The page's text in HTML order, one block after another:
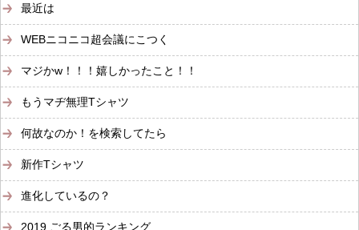
最近は
WEBニコニコ超会議にこつく
マジかw！！！嬉しかったこと！！
もうマヂ無理Tシャツ
何故なのか！を検索してたら
新作Tシャツ
進化しているの？
2019 ごる男的ランキング